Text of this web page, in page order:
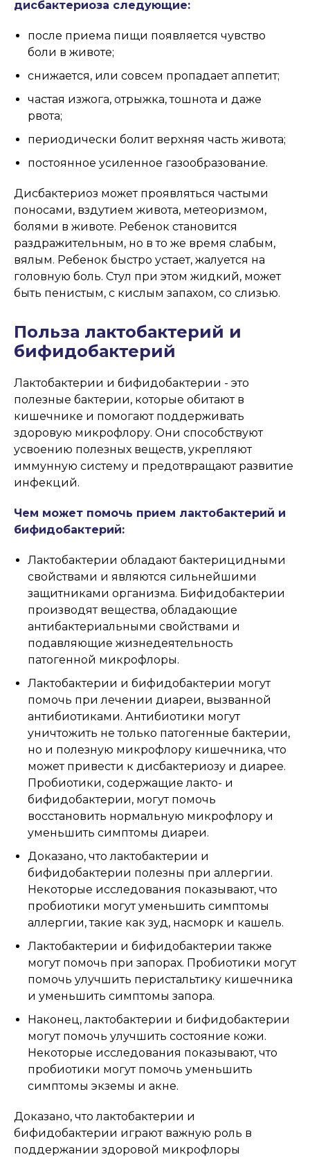
дисбактериоза следующие:
после приема пищи появляется чувство
боли в животе;
снижается, или совсем пропадает аппетит;
частая изжога, отрыжка, тошнота и даже
рвота;
периодически болит верхняя часть живота;
постоянное усиленное газообразование.
Дисбактериоз может проявляться частыми
поносами, вздутием живота, метеоризмом,
болями в животе. Ребенок становится
раздражительным, но в то же время слабым,
вялым. Ребенок быстро устает, жалуется на
головную боль. Стул при этом жидкий, может
быть пенистым, с кислым запахом, со слизью.
Польза лактобактерий и
бифидобактерий
Лактобактерии и бифидобактерии - это
полезные бактерии, которые обитают в
кишечнике и помогают поддерживать
здоровую микрофлору. Они способствуют
усвоению полезных веществ, укрепляют
иммунную систему и предотвращают развитие
инфекций.
Чем может помочь прием лактобактерий и
бифидобактерий:
Лактобактерии обладают бактерицидными
свойствами и являются сильнейшими
защитниками организма. Бифидобактерии
производят вещества, обладающие
антибактериальными свойствами и
подавляющие жизнедеятельность
патогенной микрофлоры.
Лактобактерии и бифидобактерии могут
помочь при лечении диареи, вызванной
антибиотиками. Антибиотики могут
уничтожить не только патогенные бактерии,
но и полезную микрофлору кишечника, что
может привести к дисбактериозу и диарее.
Пробиотики, содержащие лакто- и
бифидобактерии, могут помочь
восстановить нормальную микрофлору и
уменьшить симптомы диареи.
Доказано, что лактобактерии и
бифидобактерии полезны при аллергии.
Некоторые исследования показывают, что
пробиотики могут уменьшить симптомы
аллергии, такие как зуд, насморк и кашель.
Лактобактерии и бифидобактерии также
могут помочь при запорах. Пробиотики могут
помочь улучшить перистальтику кишечника
и уменьшить симптомы запора.
Наконец, лактобактерии и бифидобактерии
могут помочь улучшить состояние кожи.
Некоторые исследования показывают, что
пробиотики могут помочь уменьшить
симптомы экземы и акне.
Доказано, что лактобактерии и
бифидобактерии играют важную роль в
поддержании здоровой микрофлоры